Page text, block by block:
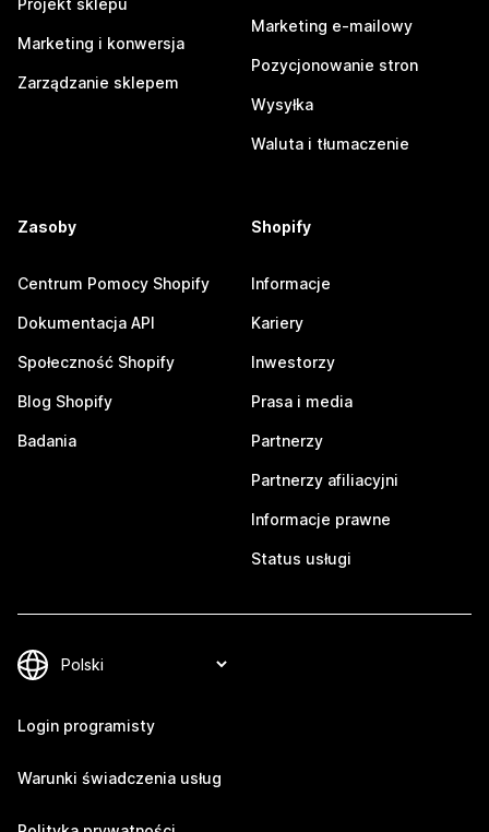
Projekt sklepu
Marketing i konwersja
Zarządzanie sklepem
Marketing e-mailowy
Pozycjonowanie stron
Wysyłka
Waluta i tłumaczenie
Zasoby
Centrum Pomocy Shopify
Dokumentacja API
Społeczność Shopify
Blog Shopify
Badania
Shopify
Informacje
Kariery
Inwestorzy
Prasa i media
Partnerzy
Partnerzy afiliacyjni
Informacje prawne
Status usługi
Login programisty
Warunki świadczenia usług